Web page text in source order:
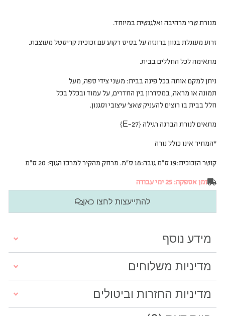
מנורת טרי מרהיבה ואלגנטית במיוחד.
זרוע מעוגלת בגוון ברונזה על בסיס רקוע עם זכוכית קריסטל מעוצבת.
מתאימה לכל החללים בבית.
ניתן למקם אותה בכל פינה בבית: משני צידי ספה, מעל
תמונה או מראה, במסדרון בין החדרים, על עמוד ובכלל בכל
חלל בבית בו רוצים להעניק טאצ’ עיצובי וסגנון.
מתאים לנורת הברגה רגילה {E-27}
*המחיר אינו כולל נורה
קוטר הזכוכית:19 ס”מ גובה:18 ס”מ. מרחק מהקיר למרכז הגוף: 20 ס”מ
זמן אספקה: 25 ימי עבודה
להתייעצות לחצו כאן
מידע נוסף
מדיניות משלוחים
מדיניות החזרות וביטולים